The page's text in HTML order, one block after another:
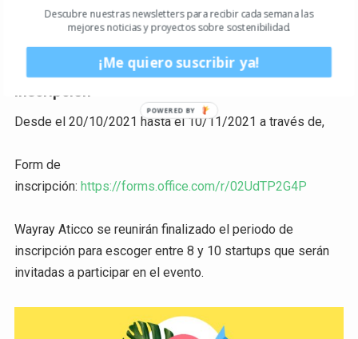
Sostenibilidad e impacto
Posibilidad de asistir al Intensive Program de forma
presencial
Inscripción
Desde el 20/10/2021 hasta el 10/11/2021 a través de,
Form de
inscripción: https://forms.office.com/r/02UdTP2G4P
Wayray Aticco se reunirán finalizado el periodo de
inscripción para escoger entre 8 y 10 startups que serán
invitadas a participar en el evento.
Descubre nuestras newsletters para recibir cada semana las
mejores noticias y proyectos sobre sostenibilidad.
¡Me quiero suscribir ya!